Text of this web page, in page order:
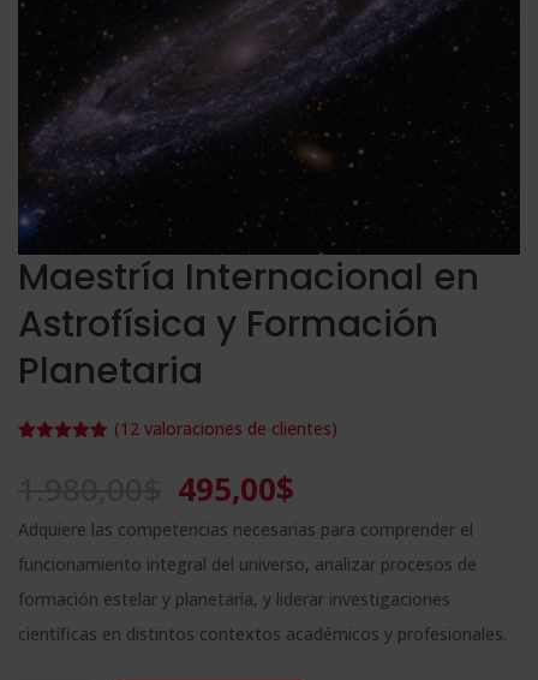
Maestría Internacional en
Astrofísica y Formación
Planetaria
valoracione
s de
clientes
(12 valoraciones de clientes)
El
precio
original
era:
1.980,00$.
495,00$
precio
actual
es:
495,00$.
Adquiere las competencias necesarias para comprender el
funcionamiento integral del universo, analizar procesos de
formación estelar y planetaria, y liderar investigaciones
científicas en distintos contextos académicos y profesionales.